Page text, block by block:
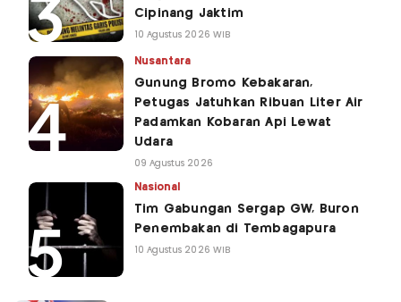
Cipinang Jaktim
10 Agustus 2026 WIB
Nusantara
Gunung Bromo Kebakaran,
Petugas Jatuhkan Ribuan Liter Air
Padamkan Kobaran Api Lewat
Udara
09 Agustus 2026
Nasional
Tim Gabungan Sergap GW, Buron
Penembakan di Tembagapura
10 Agustus 2026 WIB